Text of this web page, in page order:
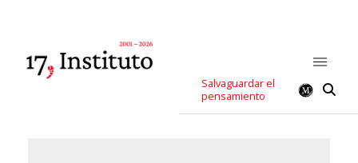
Salvaguardar el
pensamiento